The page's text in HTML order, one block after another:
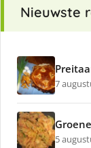
Nieuwste
7
5